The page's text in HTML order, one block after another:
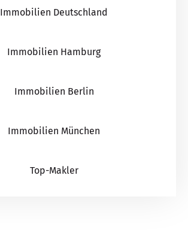
Immobilien Deutschland
Immobilien Hamburg
Immobilien Berlin
Immobilien München
Top-Makler